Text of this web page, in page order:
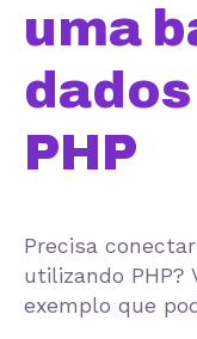
uma
PHP
Precisa
utilizando PHP?
exemplo que